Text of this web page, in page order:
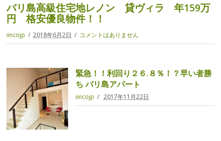
バリ島高級住宅地レノン 貸ヴィラ 年159万
円 格安優良物件！！
iincojp 2018年6月2日 コメントはありません
緊急！！利回り２６.８％！？早い者勝
ち バリ島アパート
iincojp 2017年11月22日